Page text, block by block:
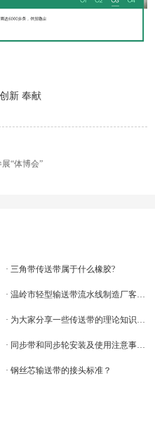
新 奉献
“体博会”
· 三角带传送带属于什么橡胶?
· 温岭市轻型输送带流水线制造厂客户案例-米欧输送带
· 为大家分享一些传送带的理论知识。都是干货哦。
· 同步带和同步轮安装及使用注意事项？
· 钢丝芯输送带的接头标准？